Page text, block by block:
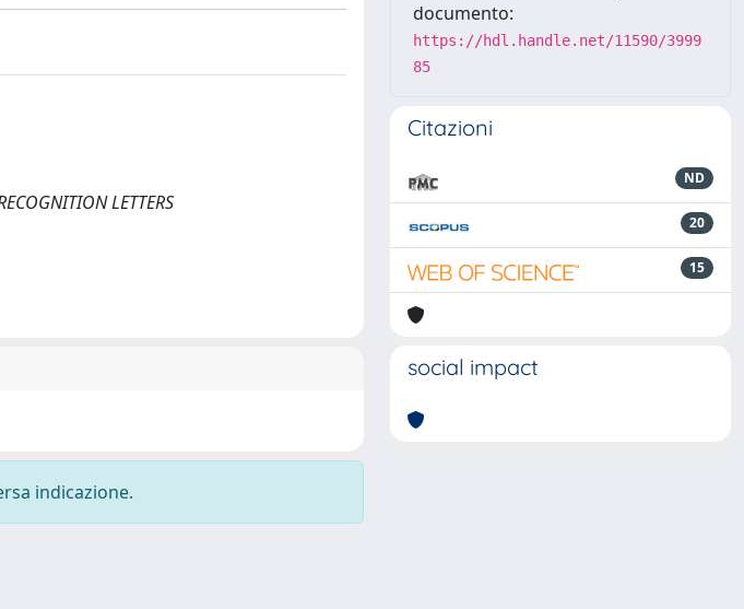
LETTERS
indicazione.
documento:
https://hdl.handle.net/11590/3999
85
Citazioni
ND
20
15
social impact